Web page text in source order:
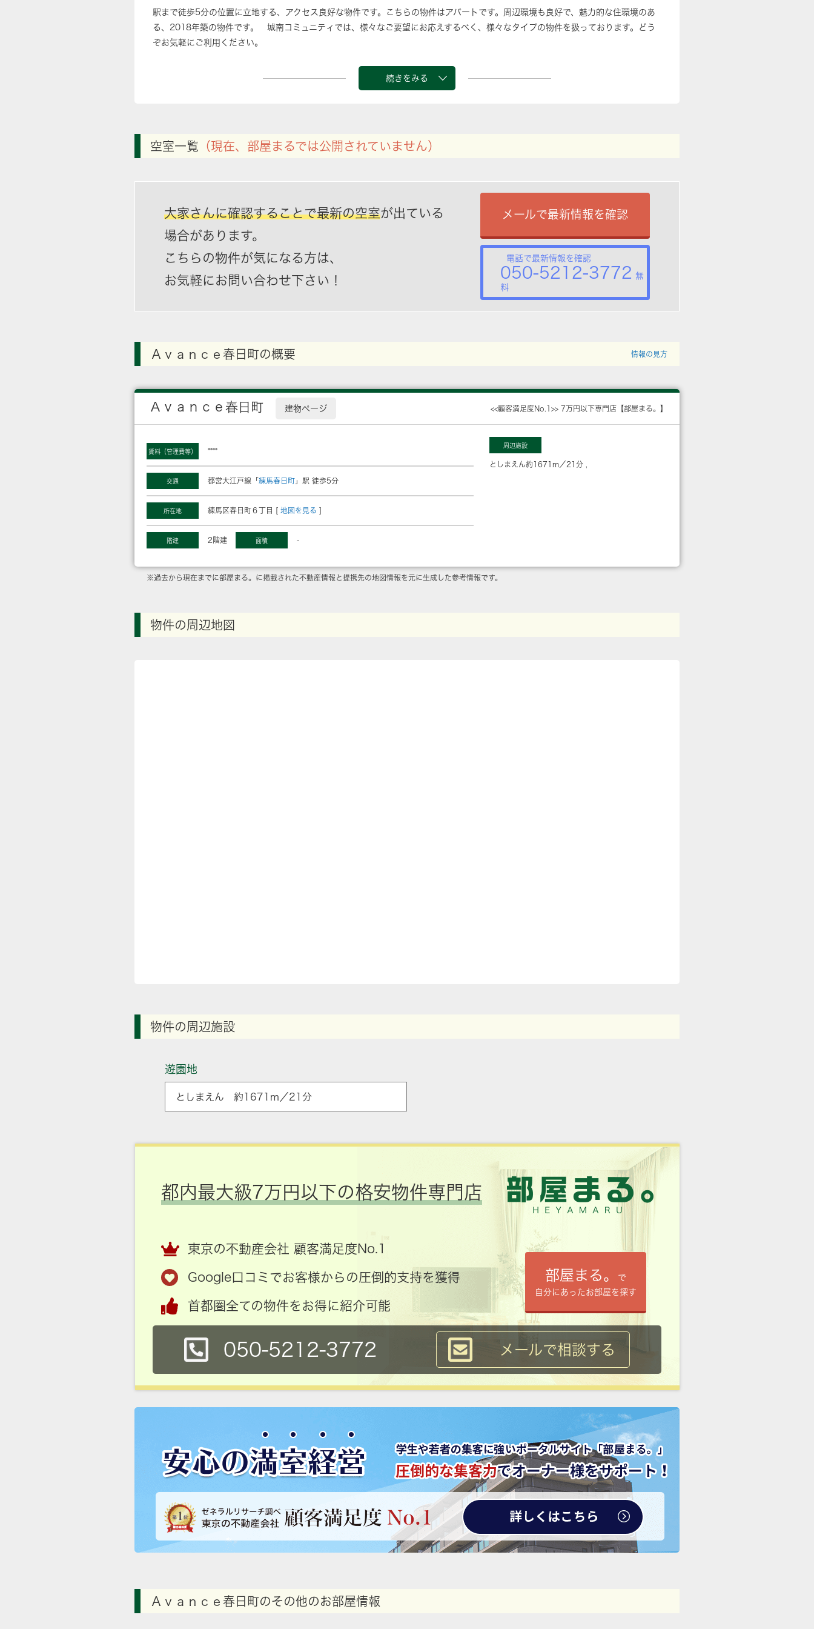
駅まで徒歩5分の位置に立地する、アクセス良好な物件です。こちらの物件はアパートです。周辺環境も良好で、魅力的な住環境のあ
る、2018年築の物件です。 城南コミュニティでは、様々なご要望にお応えするべく、様々なタイプの物件を扱っております。どう
ぞお気軽にご利用ください。
続きをみる
空室一覧 （現在、部屋まるでは公開されていません）
大家さんに確認することで最新の空室が出ている
場合があります。
こちらの物件が気になる方は、
お気軽にお問い合わせ下さい！
メールで最新情報を確認
電話で最新情報を確認
050-5212-3772 無
料
Ａｖａｎｃｅ春日町の概要 情報の見方
Ａｖａｎｃｅ春日町 建物ページ <<顧客満足度No.1>> 7万円以下専門店【部屋まる。】
賃料（管理費等） ****
交通 都営大江戸線「 練馬春日町 」駅 徒歩5分
所在地 練馬区春日町６丁目 [ 地図を見る ]
階建 2階建 面積 -
周辺施設
としまえん約1671m／21分
※過去から現在までに部屋まる。に掲載された不動産情報と提携先の地図情報を元に生成した参考情報です。
物件の周辺地図
物件の周辺施設
遊園地
としまえん 約1671m／21分
都内最大級7万円以下の格安物件専門店
東京の不動産会社 顧客満足度No.1
Google口コミでお客様からの圧倒的支持を獲得
首都圏全ての物件をお得に紹介可能
部屋まる。
で
自分にあったお部屋を探す
050-5212-3772 メールで相談する
Ａｖａｎｃｅ春日町のその他のお部屋情報